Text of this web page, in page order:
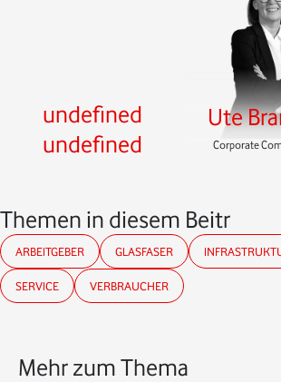
undefined
undefined
Ute
Corporate
Themen in diesem Beitrag
ARBEITGEBER GLASFASER
SERVICE VERBRAUCHER
Mehr zum Thema